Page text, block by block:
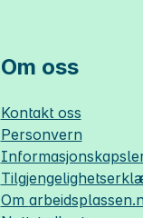
Om oss
Kontakt oss
Personvern
Om